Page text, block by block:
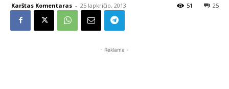
Karštas Komentaras - 25 lapkričio, 2013 25
51
- Reklama -